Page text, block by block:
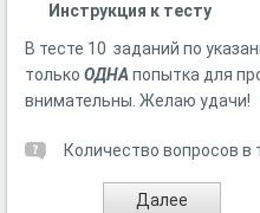
Инструкция к тесту
В тесте 10 заданий по
только ОДНА попытка для
внимательны. Желаю удачи!
Количество вопросов в